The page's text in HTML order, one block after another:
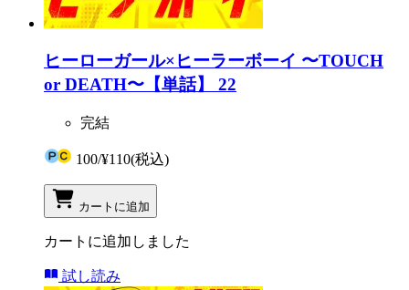
ヒーローガール×ヒーラーボーイ 〜TOUCH
or DEATH〜【単話】 22
完結
100/¥110(税込)
カートに追加
カートに追加しました
試し読み